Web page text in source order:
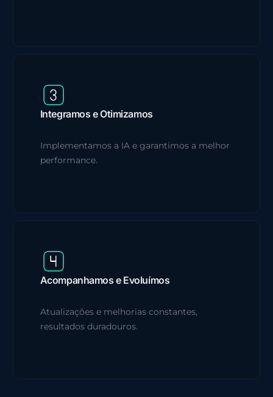
Integramos e Otimizamos
Implementamos a IA e garantimos a melhor
performance.
Acompanhamos e Evoluímos
Atualizações e melhorias constantes,
resultados duradouros.